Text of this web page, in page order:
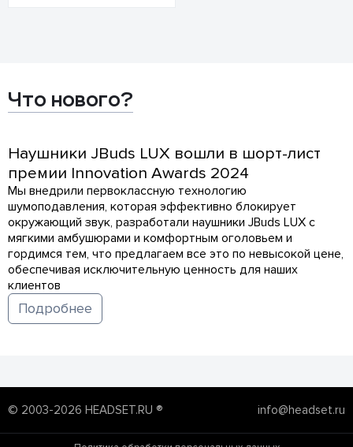
Что нового?
Наушники JBuds LUX вошли в шорт-лист
премии Innovation Awards 2024
Мы внедрили первоклассную технологию
шумоподавления, которая эффективно блокирует
окружающий звук, разработали наушники JBuds LUX с
мягкими амбушюрами и комфортным оголовьем и
гордимся тем, что предлагаем все это по невысокой цене,
обеспечивая исключительную ценность для наших
клиентов
Подробнее
© 2003-2026 HEADSET.RU ® info@headset.ru